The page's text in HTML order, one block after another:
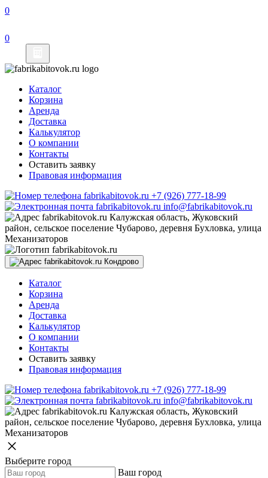
0
0
Каталог
Корзина
Аренда
Доставка
Калькулятор
О компании
Контакты
Оставить заявку
Правовая информация
+7 (926) 777-18-99
info@fabrikabitovok.ru
Калужская область, Жуковский
район, сельское поселение Чубарово, деревня Бухловка, улица
Механизаторов
Кондрово
Каталог
Корзина
Аренда
Доставка
Калькулятор
О компании
Контакты
Оставить заявку
Правовая информация
+7 (926) 777-18-99
info@fabrikabitovok.ru
Калужская область, Жуковский
район, сельское поселение Чубарово, деревня Бухловка, улица
Механизаторов
Выберите город
Ваш город